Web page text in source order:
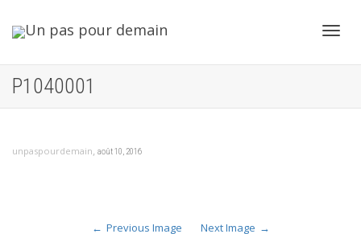
P1040001
unpaspourdemain, août 10, 2016
Previous Image Next Image